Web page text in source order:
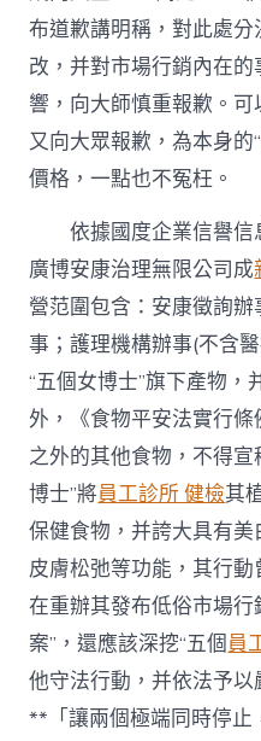
布道歉講明稱，對此處
改，并對市場行銷內在
響，向大師慎重報歉。可
又向大眾報歉，為本身的
價格，一點也不冤枉。
依據國度企業信譽
廣博安康治理無限公司成
營范圍包含：安康徵詢
事；護理機構辦事(不含
“五個女博士”旗下產物
外，《食物平安法實行
之外的其他食物，不得
博士”將員工診所 健檢其
保健食物，并誇大具有美
皮膚松弛等功能，其行動
在重辦其發布低俗市場行
案”，還應該深挖“五個員
他守法行動，并依法予
**「讓兩個極端同時停止